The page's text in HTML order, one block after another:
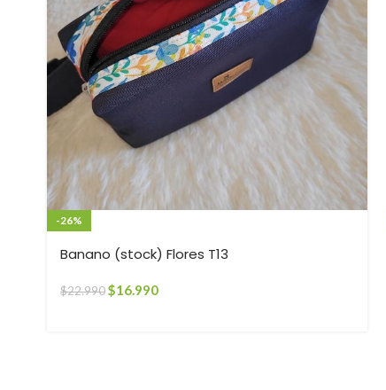
-26%
Banano (stock) Flores T13
$22.990$16.990